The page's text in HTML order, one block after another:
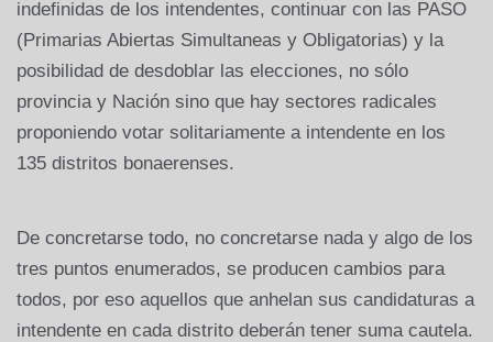
indefinidas de los intendentes, continuar con las PASO
(Primarias Abiertas Simultaneas y Obligatorias) y la
posibilidad de desdoblar las elecciones, no sólo
provincia y Nación sino que hay sectores radicales
proponiendo votar solitariamente a intendente en los
135 distritos bonaerenses.
De concretarse todo, no concretarse nada y algo de los
tres puntos enumerados, se producen cambios para
todos, por eso aquellos que anhelan sus candidaturas a
intendente en cada distrito deberán tener suma cautela.